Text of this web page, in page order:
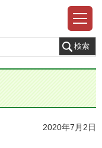
2020年7月2日